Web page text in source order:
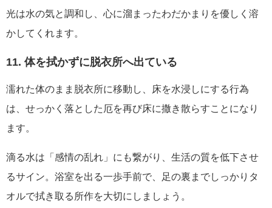
光は水の気と調和し、心に溜まったわだかまりを優しく溶
かしてくれます。
11. 体を拭かずに脱衣所へ出ている
濡れた体のまま脱衣所に移動し、床を水浸しにする行為
は、せっかく落とした厄を再び床に撒き散らすことになり
ます。
滴る水は「感情の乱れ」にも繋がり、生活の質を低下させ
るサイン。浴室を出る一歩手前で、足の裏までしっかりタ
オルで拭き取る所作を大切にしましょう。